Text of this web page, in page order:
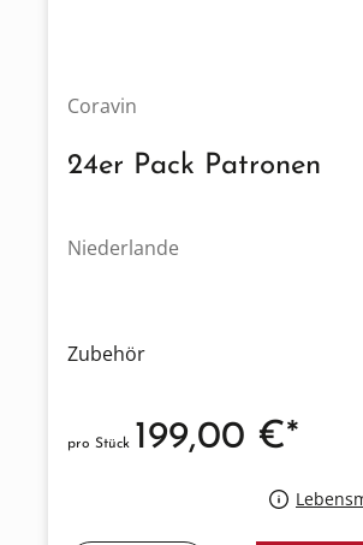
Coravin
24er Pack Patronen
Niederlande
Zubehör
pro Stück 199,00 €*